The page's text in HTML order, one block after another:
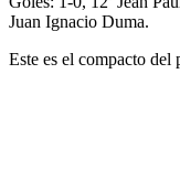
Juan Ignacio Duma.
Este es el compacto